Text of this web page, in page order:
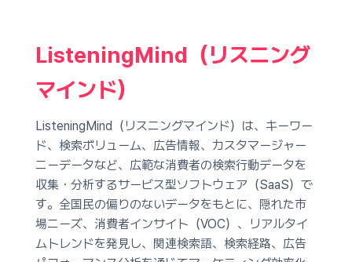
ListeningMind（リスニング
マインド）
ListeningMind（リスニングマインド）は、キーワー
ド、検索ボリューム、広告情報、カスタマージャー
ニーデータなど、広範な消費者の検索行動データを
収集・分析するサービス型ソフトウェア（SaaS）で
す。全国民の偏りのないデータをもとに、隠れた市
場ニーズ、消費者インサイト（VOC）、リアルタイ
ムトレンドを発見し、関連検索語、検索経路、広告